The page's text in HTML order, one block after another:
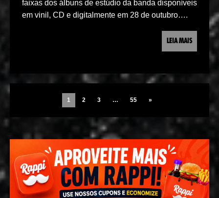
faixas dos álbuns de estúdio da banda disponíveis
em vinil, CD e digitalmente em 28 de outubro….
LEIA MAIS
1 2 3 … 55 »